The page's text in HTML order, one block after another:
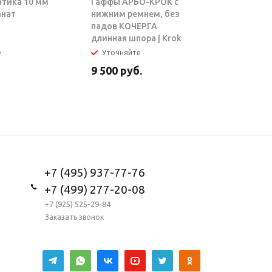
нижним ремнем, без
падов КОЧЕРГА
длинная шпора | Krok
Уточняйте
9 500 руб.
+7 (495) 937-77-76
+7 (499) 277-20-08
+7 (925) 525-29-84
Заказать звонок